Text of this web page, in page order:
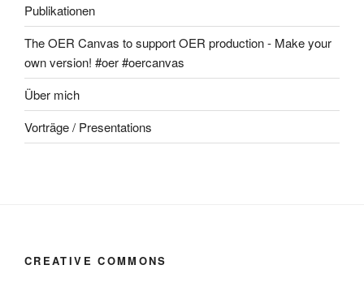
Publikationen
The OER Canvas to support OER production - Make your
own version! #oer #oercanvas
Über mich
Vorträge / Presentations
CREATIVE COMMONS